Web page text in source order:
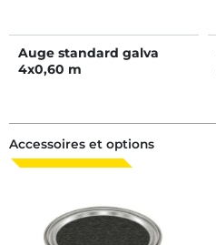
Auge standard galva
4x0,60 m
Accessoires et options